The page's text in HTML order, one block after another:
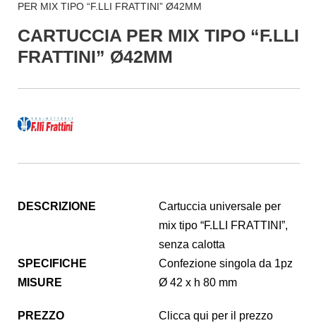
PER MIX TIPO “F.LLI FRATTINI” Ø42MM
CARTUCCIA PER MIX TIPO “F.LLI
FRATTINI” Ø42MM
DESCRIZIONE
Cartuccia universale per
mix tipo “F.LLI FRATTINI”,
senza calotta
SPECIFICHE
Confezione singola da 1pz
MISURE
Ø 42 x h 80 mm
PREZZO Clicca qui per il prezzo